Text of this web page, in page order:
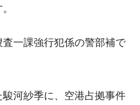
一課強行犯係の警部補で
駿河紗季に、空港占拠事件